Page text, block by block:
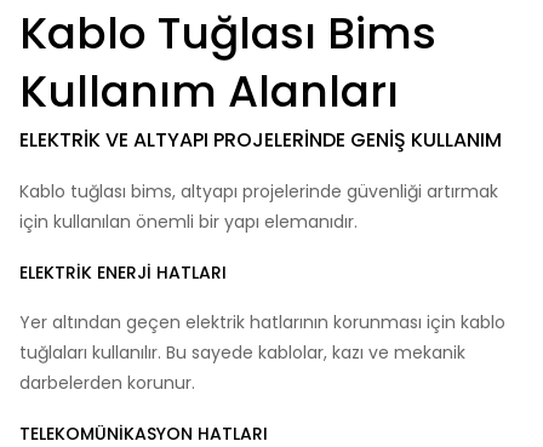
Kablo Tuğlası Bims
Kullanım Alanları
ELEKTRIK VE ALTYAPI PROJELERINDE GENIŞ KULLANIM
Kablo tuğlası bims, altyapı projelerinde güvenliği artırmak
için kullanılan önemli bir yapı elemanıdır.
ELEKTRIK ENERJI HATLARI
Yer altından geçen elektrik hatlarının korunması için kablo
tuğlaları kullanılır. Bu sayede kablolar, kazı ve mekanik
darbelerden korunur.
TELEKOMÜNIKASYON HATLARI